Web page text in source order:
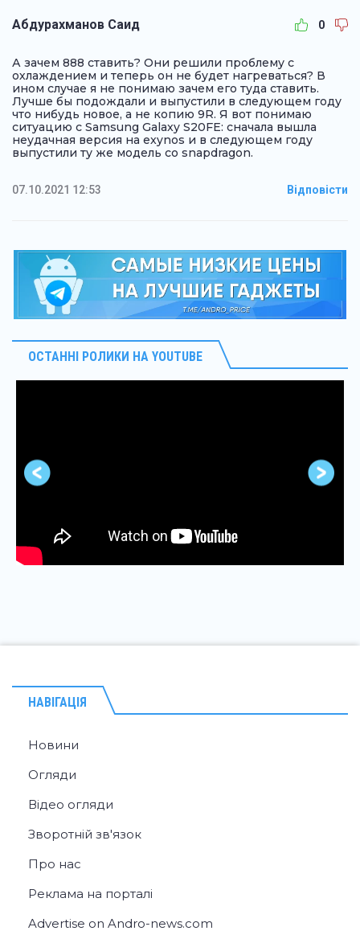
Абдурахманов Саид 0
А зачем 888 ставить? Они решили проблему с
охлаждением и теперь он не будет нагреваться? В
ином случае я не понимаю зачем его туда ставить.
Лучше бы подождали и выпустили в следующем году
что нибудь новое, а не копию 9R. Я вот понимаю
ситуацию с Samsung Galaxy S20FE: сначала вышла
неудачная версия на exynos и в следующем году
выпустили ту же модель со snapdragon.
07.10.2021 12:53 Відповісти
ОСТАННІ РОЛИКИ НА YOUTUBE
НАВІГАЦІЯ
Новини
Огляди
Відео огляди
Зворотній зв'язок
Про нас
Реклама на порталі
Advertise on Andro-news.com